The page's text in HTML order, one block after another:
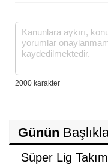
Günün
Süper Lig